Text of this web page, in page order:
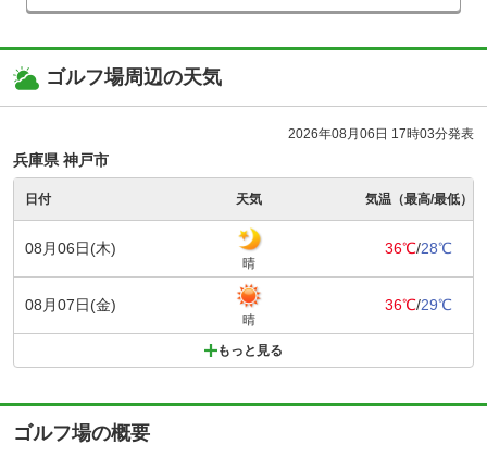
ゴルフ場周辺の天気
2026年08月06日 17時03分発表
兵庫県 神戸市
日付 天気 気温（最高/最低）
08月06日(木)
晴
36℃/28℃
08月07日(金)
晴
36℃/29℃
もっと見る
ゴルフ場の概要